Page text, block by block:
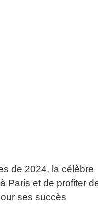
de 2024, la célèbre
Paris et de profiter
ses succès